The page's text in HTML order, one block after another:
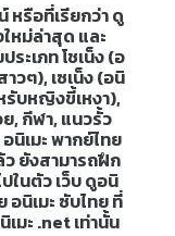
หรือที่เรียกว่า ดู
หม่ล่าสุด และ
ะเภท โชเน็ง (อ
าวๆ), เซเน็ง (อนิ
รับหญิงขี้เหงา),
, กีฬา, แนวรั้ว
นิเมะ พากย์ไทย
ว ยังสามารถฝึก
ในตัว เว็บ ดูอนิ
อนิเมะ ซับไทย ที่
มะ .net เท่านั้น